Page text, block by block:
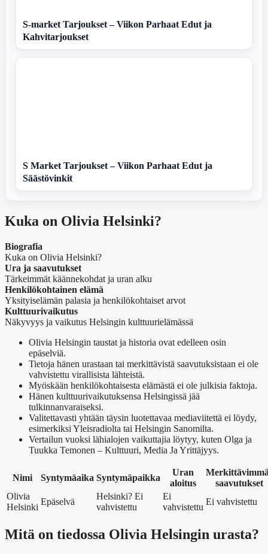
S-market Tarjoukset – Viikon Parhaat Edut ja
Kahvitarjoukset
S Market Tarjoukset – Viikon Parhaat Edut ja
Säästövinkit
Kuka on Olivia Helsinki?
Biografia
Kuka on Olivia Helsinki?
Ura ja saavutukset
Tärkeimmät käännekohdat ja uran alku
Henkilökohtainen elämä
Yksityiselämän palasia ja henkilökohtaiset arvot
Kulttuurivaikutus
Näkyvyys ja vaikutus Helsingin kulttuurielämässä
Olivia Helsingin taustat ja historia ovat edelleen osin
epäselviä.
Tietoja hänen urastaan tai merkittävistä saavutuksistaan ei ole
vahvistettu virallisista lähteistä.
Myöskään henkilökohtaisesta elämästä ei ole julkisia faktoja.
Hänen kulttuurivaikutuksensa Helsingissä jää
tulkinnanvaraiseksi.
Valitettavasti yhtään täysin luotettavaa mediaviitettä ei löydy,
esimerkiksi Yleisradiolta tai Helsingin Sanomilta.
Vertailun vuoksi lähialojen vaikuttajia löytyy, kuten Olga ja
Tuukka Temonen – Kulttuuri, Media Ja Yrittäjyys.
Nimi Syntymäaika Syntymäpaikka
Uran
aloitus
saavutukset
Olivia
Helsinki
Epäselvä
Helsinki? Ei
vahvistettu
Ei
vahvistettu
Ei vahvistettu
Mitä on tiedossa Olivia Helsingin urasta?